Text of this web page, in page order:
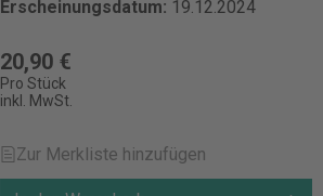
Erscheinungsdatum: 19.12.2024
20,90 €
Pro Stück
inkl. MwSt.
Zur Merkliste hinzufügen